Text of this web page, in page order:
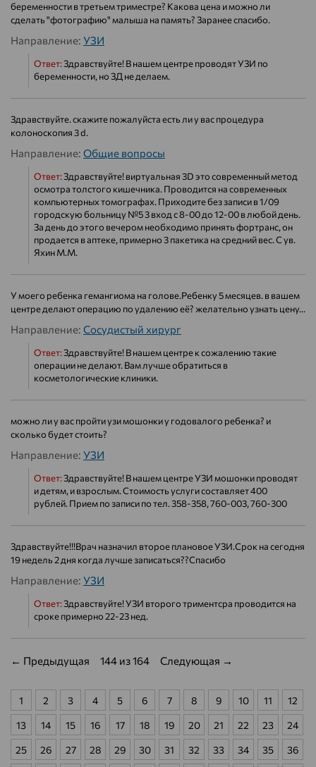
беременности в третьем триместре? Какова цена и можно ли
сделать "фотографию" малыша на память? Заранее спасибо.
Направление: УЗИ
Ответ:Здравствуйте! В нашем центре проводят УЗИ по
беременности, но ЗД не делаем.
Здравствуйте. скажите пожалуйста есть ли у вас процедура
колоноскопия 3 d.
Направление: Общие вопросы
Ответ:Здравствуйте! виртуальная 3D это современный метод
осмотра толстого кишечника. Проводится на современных
компьютерных томографах. Приходите без записи в 1/09
городскую больницу №5 3 вход с 8-00 до 12-00 в любой день.
За день до этого вечером необходимо принять фортранс, он
продается в аптеке, примерно 3 пакетика на средний вес. С ув.
Яхин М.М.
У моего ребенка гемангиома на голове.Ребенку 5 месяцев. в вашем
центре делают операцию по удалению её? желательно узнать цену...
Направление: Сосудистый хирург
Ответ:Здравствуйте! В нашем центре к сожалению такие
операции не делают. Вам лучше обратиться в
косметологические клиники.
можно ли у вас пройти узи мошонки у годовалого ребенка? и
сколько будет стоить?
Направление: УЗИ
Ответ:Здравствуйте! В нашем центре УЗИ мошонки проводят
и детям, и взрослым. Стоимость услуги составляет 400
рублей. Прием по записи по тел. 358-358, 760-003, 760-300
Здравствуйте!!!Врач назначил второе плановое УЗИ.Срок на сегодня
19 недель 2 дня когда лучше записаться??Спасибо
Направление: УЗИ
Ответ:Здравствуйте! УЗИ второго триментсра проводится на
сроке примерно 22-23 нед.
← Предыдущая 144 из 164 Следующая →
1 2 3 4 5 6 7 8 9 10 11 12
13 14 15 16 17 18 19 20 21 22 23 24
25 26 27 28 29 30 31 32 33 34 35 36